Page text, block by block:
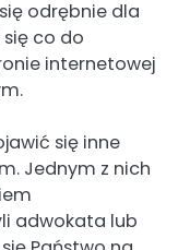
odrębnie dla
co do
internetowej
się inne
Jednym z nich
adwokata lub